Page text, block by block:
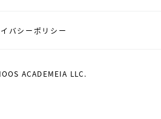
ACADEMEIA LLC.
バシーポリシー